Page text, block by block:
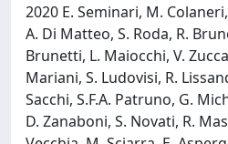
2020 E. Seminari, M.
A. Di Matteo, S. Roda, R.
Brunetti, L. Maiocchi, V.
Mariani, S. Ludovisi, R.
Sacchi, S.F.A. Patruno, G.
D. Zanaboni, S. Novati, R.